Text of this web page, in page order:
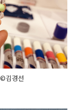
김경선